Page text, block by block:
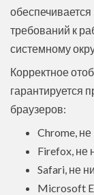
требований к
системному
Корректное
гарантируется
браузеров:
Chrome,
Firefox, не
Safari, не
Microsoft